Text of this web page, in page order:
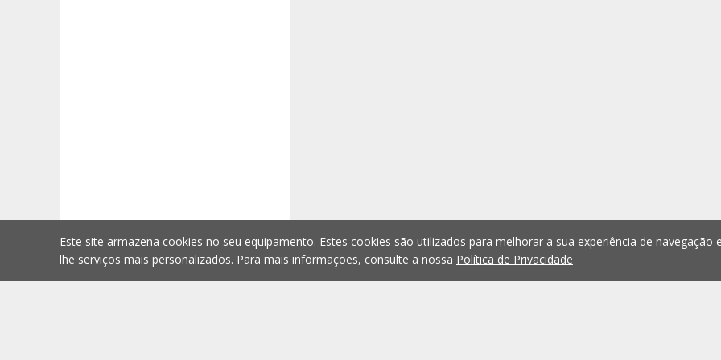
Este site armazena cookies no seu equipamento. Estes cookies são utilizados para melhorar a sua experiência de navegação
lhe serviços mais personalizados. Para mais informações, consulte a nossa Política de Privacidade